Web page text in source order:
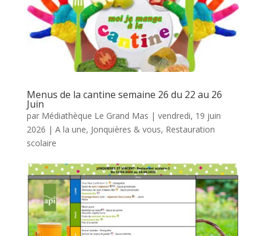
Menus de la cantine semaine 26 du 22 au 26
Juin
par Médiathèque Le Grand Mas | vendredi, 19 juin
2026 | A la une, Jonquières & vous, Restauration
scolaire